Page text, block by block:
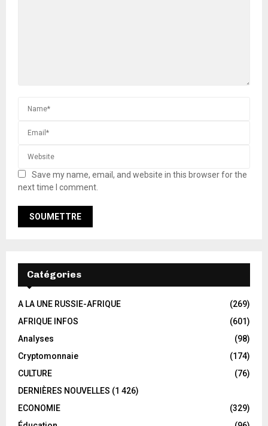
Save my name, email, and website in this browser for the
next time I comment.
Catégories
A LA UNE RUSSIE-AFRIQUE
(269)
AFRIQUE INFOS
(601)
Analyses
(98)
Cryptomonnaie
(174)
CULTURE
(76)
DERNIÈRES NOUVELLES (1 426)
ECONOMIE
(329)